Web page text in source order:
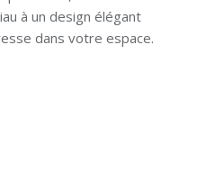
à un design élégant
dans votre espace.